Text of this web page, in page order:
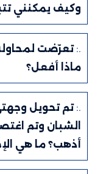
وكيف يمكنني
تعرّضت
ماذا أفعل؟
تم تحويل
الشبان وتم
أذهب؟ ما هي